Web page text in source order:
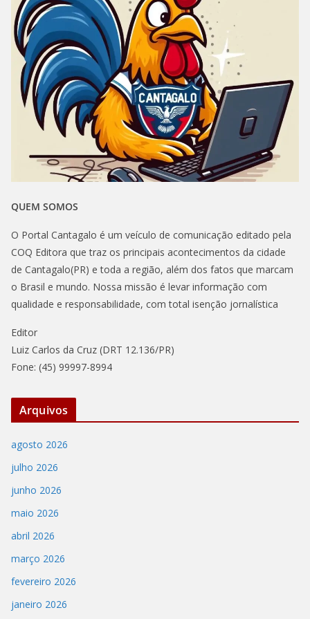
QUEM SOMOS
O Portal Cantagalo é um veículo de comunicação editado pela
COQ Editora que traz os principais acontecimentos da cidade
de Cantagalo(PR) e toda a região, além dos fatos que marcam
o Brasil e mundo. Nossa missão é levar informação com
qualidade e responsabilidade, com total isenção jornalística
Editor
Luiz Carlos da Cruz (DRT 12.136/PR)
Fone: (45) 99997-8994
Arquivos
agosto 2026
julho 2026
junho 2026
maio 2026
abril 2026
março 2026
fevereiro 2026
janeiro 2026